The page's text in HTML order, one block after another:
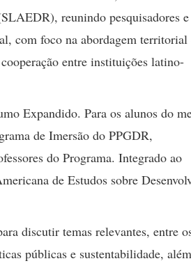
reunindo pesquisadores e
com foco na abordagem territorial
entre instituições latino-
Expandido. Para os alunos do
de Imersão do PPGDR,
do Programa. Integrado ao
de Estudos sobre
discutir temas relevantes, entre
públicas e sustentabilidade,